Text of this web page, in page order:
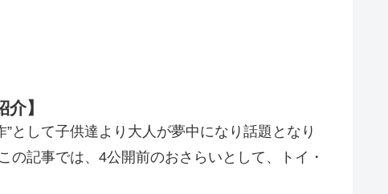
】
として子供達より大人が夢中になり話題となり
記事では、4公開前のおさらいとして、トイ・